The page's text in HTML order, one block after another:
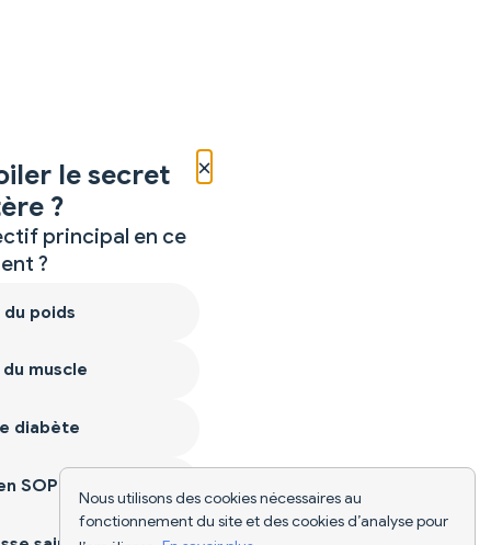
Nous utilisons des cookies nécessaires au
fonctionnement du site et des cookies d’analyse pour
×
le secret
?
principal en ce
?
poids
muscle
diabète
SOPK